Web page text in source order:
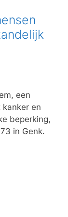
een
en
beperking,
in Genk.